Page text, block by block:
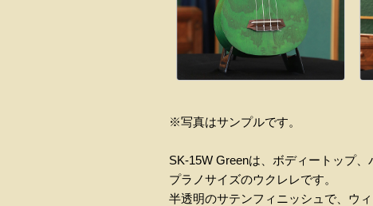
※写真はサンプルです。
SK-15W Greenは、ボディートップ
プラノサイズのウクレレです。
半透明のサテンフィニッシュで、ウ